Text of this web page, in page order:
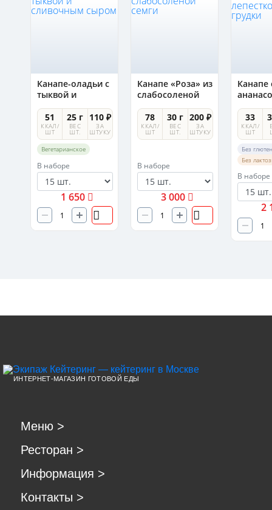
Канапе-оладьи с
тыквой и
сливочным
сыром
51
ККАЛ/
ШТ
25 г
ВЕС
ШТ.
110 ₽
ЗА
ШТУКУ
Вегетарианское
В наборе
1 650
Канапе «Роза» из
слабосоленой
семги
78
ККАЛ/
ШТ
30 г
ВЕС
ШТ.
200 ₽
ЗА
ШТУКУ
В наборе
3 000
Канапе
33
ККАЛ/
ШТ
Без
Без
В наборе
2
ИНТЕРНЕТ-МАГАЗИН ГОТОВОЙ ЕДЫ
Меню >
Ресторан >
Информация >
Контакты >